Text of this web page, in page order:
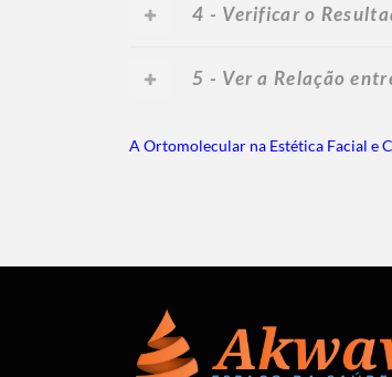
4 - Verificar o
5 - Ver a Relação
A Ortomolecular na Estética Facial e